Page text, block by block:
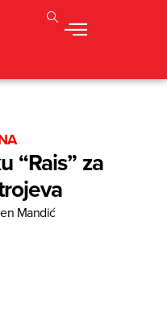
“Rais” za
Mandić